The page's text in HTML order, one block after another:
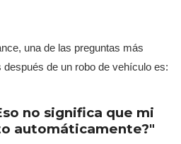
una de las preguntas más
de un robo de vehículo es:
no significa que mi
automáticamente?"